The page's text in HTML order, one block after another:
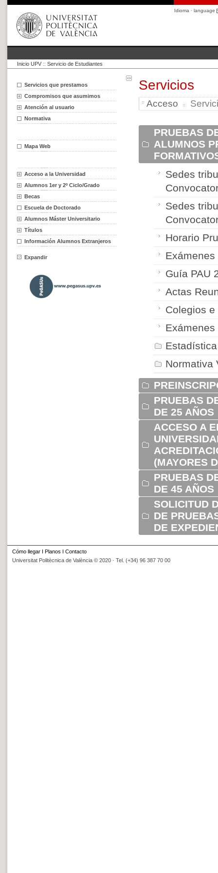
Idioma · language
Inicio UPV :: Servicio de Estudiantes
Servicios que prestamos
Compromisos que asumimos
Atención al usuario
Normativa
Mapa Web
Acceso a la Universidad
Alumnos 1er y 2º Ciclo/Grado
Becas
Escuela de Doctorado
Alumnos Máster Universitario
Títulos
Información Alumnos Extranjeros
Expandir
Servicios
Acceso
PRUEBAS
ALUMNOS
Sedes
Sedes
Horario
Guía PAU
Actas
Colegios
Normativa
PRUEBAS
DE 25 AÑOS
ACCESO A
(MAYORES
PRUEBAS
DE 45 AÑOS
SOLICITUD
DE
DE
Cómo llegar I Planos I Contacto
Universitat Politècnica de València © 2020 · Tel. (+34) 96 387 70 00